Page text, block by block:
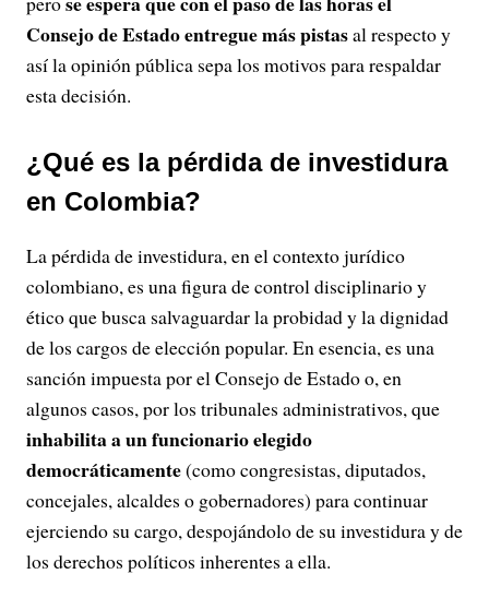
Consejo de Estado entregue más pistasal respecto y
así la opinión pública sepa los motivos para respaldar
esta decisión.
¿Qué es la pérdida de investidura
en Colombia?
La pérdida de investidura, en el contexto jurídico
colombiano, es una figura de control disciplinario y
ético que busca salvaguardar la probidad y la dignidad
de los cargos de elección popular. En esencia, es una
sanción impuesta por el Consejo de Estado o, en
algunos casos, por los tribunales administrativos, que
inhabilita a un funcionario elegido
democráticamente(como congresistas, diputados,
concejales, alcaldes o gobernadores) para continuar
ejerciendo su cargo, despojándolo de su investidura y de
los derechos políticos inherentes a ella.